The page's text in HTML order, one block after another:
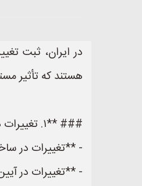
در ایران، ثبت
هستند که تأثیر
### **۱. تغییرات داخلی شرکت‌ها (بدون تأثیر بر ثبت رسمی)**
- **تغییرات در
- **تغییرات در